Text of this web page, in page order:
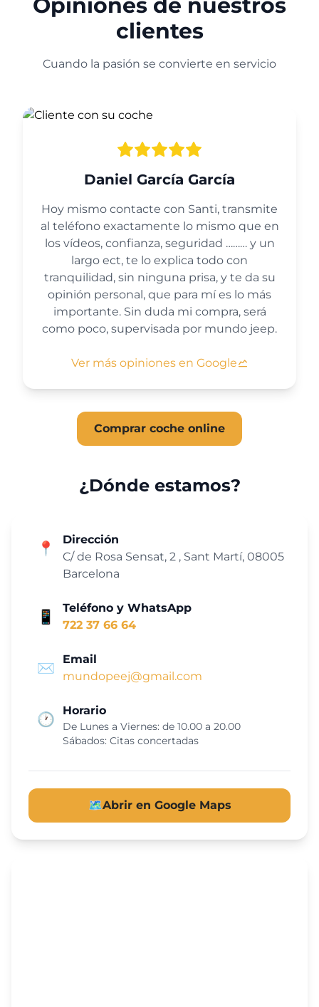
Opiniones de nuestros
clientes
Cuando la pasión se convierte en servicio
Daniel García García
Hoy mismo contacte con Santi, transmite
al teléfono exactamente lo mismo que en
los vídeos, confianza, seguridad ……… y un
largo ect, te lo explica todo con
tranquilidad, sin ninguna prisa, y te da su
opinión personal, que para mí es lo más
importante. Sin duda mi compra, será
como poco, supervisada por mundo jeep.
Ver más opiniones en Google
Comprar coche online
¿Dónde estamos?
📍
Dirección
C/ de Rosa Sensat, 2 , Sant Martí, 08005
Barcelona
📱
Teléfono y WhatsApp
722 37 66 64
✉️
Email
mundopeej@gmail.com
🕐
Horario
De Lunes a Viernes: de 10.00 a 20.00
Sábados: Citas concertadas
🗺️Abrir en Google Maps